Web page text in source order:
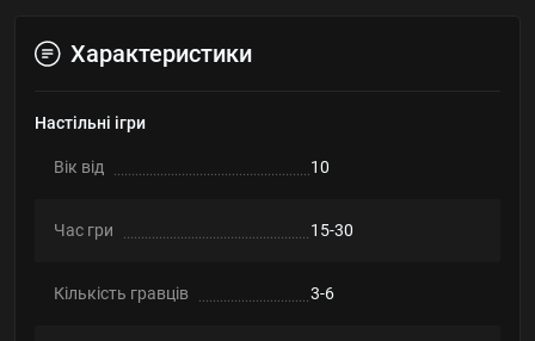
Характеристики
Настільні ігри
Вік від 10
Час гри 15-30
Кількість гравців 3-6